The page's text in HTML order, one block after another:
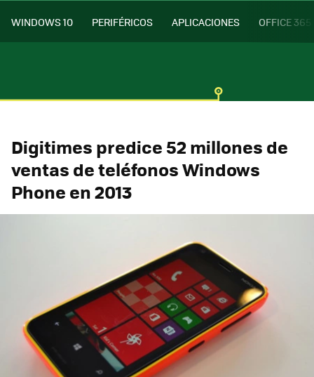
WINDOWS 10 PERIFÉRICOS APLICACIONES OFFICE 365
Digitimes predice 52 millones de
ventas de teléfonos Windows
Phone en 2013